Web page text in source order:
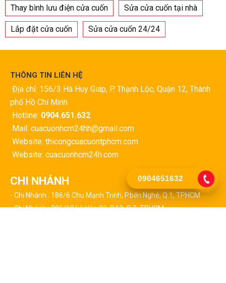
Thay bình lưu điện cửa cuốn Sửa cửa cuốn tại nhà
Lắp đặt cửa cuốn Sửa cửa cuốn 24/24
THÔNG TIN LIÊN HỆ
Địa chỉ: 156/3 Hà Huy Giáp, P. Thạnh Lộc, Quận 12, Thành
phố Hồ Chí Minh
Hotline: 0904.651.632
Mail: cuacuonhcm24hh@gmail.com
Website: thicongcuacuontphcm.com
Website: cuacuonhcm24h.com
CHI NHÁNH
- Chi Nhánh : 186/6 Chu Mạnh Trinh, P.bến Nghé, Q.1, TPHCM
- Chi Nhánh : 386/12 Lê Văn Sỹ, P.13, Q.3, TPHCM
0904651632